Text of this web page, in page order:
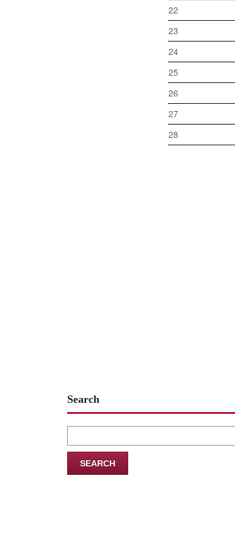
22
23
24
25
26
27
28
Search
for: